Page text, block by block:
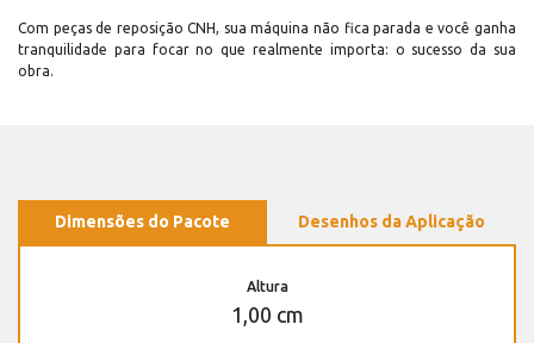
Com peças de reposição CNH, sua máquina não fica parada e você ganha
tranquilidade para focar no que realmente importa: o sucesso da sua
obra.
Dimensões do Pacote Desenhos da Aplicação
Altura
1,00 cm